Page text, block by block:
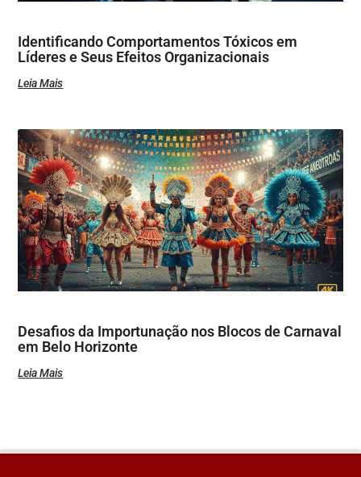
Identificando Comportamentos Tóxicos em
Líderes e Seus Efeitos Organizacionais
Leia Mais
Desafios da Importunação nos Blocos de Carnaval
em Belo Horizonte
Leia Mais